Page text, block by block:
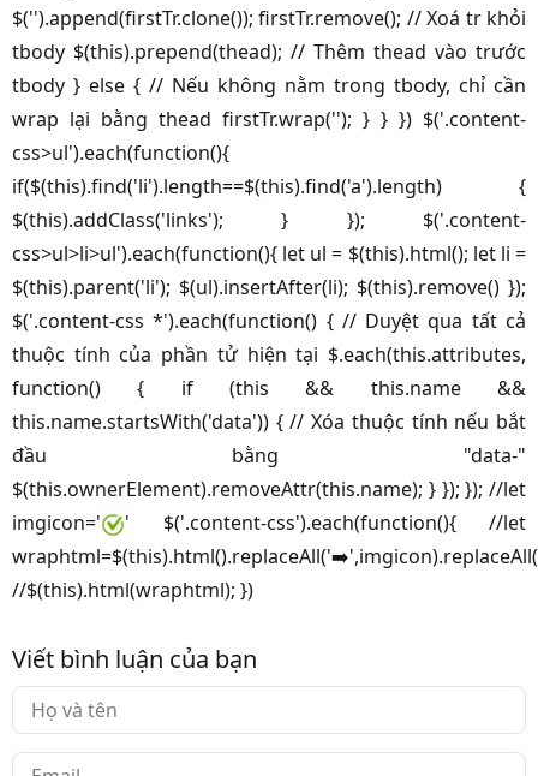
$('').append(firstTr.clone()); firstTr.remove(); // Xoá tr khỏi
tbody $(this).prepend(thead); // Thêm thead vào trước
tbody } else { // Nếu không nằm trong tbody, chỉ cần
wrap lại bằng thead firstTr.wrap(''); } } }) $('.content-
css>ul').each(function(){
if($(this).find('li').length==$(this).find('a').length) {
$(this).addClass('links'); } }); $('.content-
css>ul>li>ul').each(function(){ let ul = $(this).html(); let li =
$(this).parent('li'); $(ul).insertAfter(li); $(this).remove() });
$('.content-css *').each(function() { // Duyệt qua tất cả
thuộc tính của phần tử hiện tại $.each(this.attributes,
function() { if (this && this.name &&
this.name.startsWith('data')) { // Xóa thuộc tính nếu bắt
đầu bằng "data-"
$(this.ownerElement).removeAttr(this.name); } }); }); //let
imgicon='
' $('.content-css').each(function(){ //let
//$(this).html(wraphtml); })
Viết bình luận của bạn